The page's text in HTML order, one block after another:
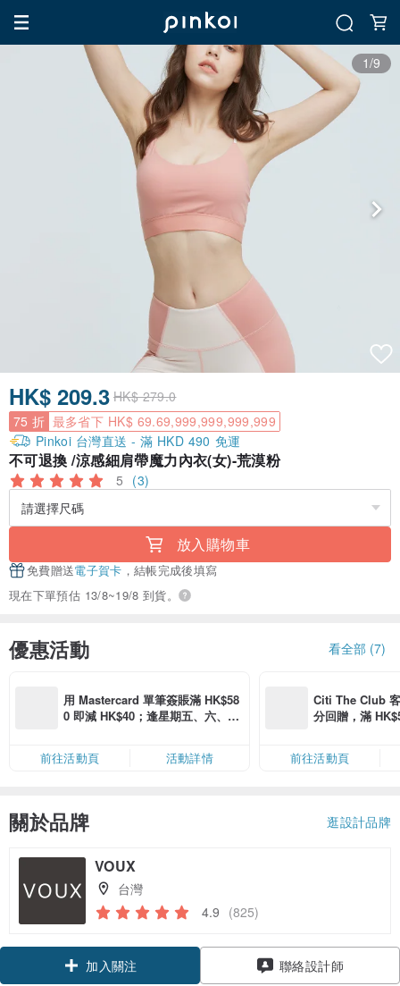
1/9
HK$ 209.3 HK$ 279.0
75 折 最多省下 HK$ 69.69,999,999,999,999
Pinkoi 台灣直送 - 滿 HKD 490 免運
不可退換 /涼感細肩帶魔力內衣(女)-荒漠粉
5 (3)
放入購物車
免費贈送電子賀卡 ，結帳完成後填寫
現在下單預估 13/8~19/8 到貨。
優惠活動 看全部 (7)
用 Mastercard 單筆簽賬滿 HK$58
0 即減 HK$40；逢星期五、六、日
卡」結帳）
前往活動頁 活動詳情
Citi The Club
分回贈，滿
前往活動頁
關於品牌 逛設計品牌
VOUX
台灣
4.9 (825)
加入關注
聯絡設計師